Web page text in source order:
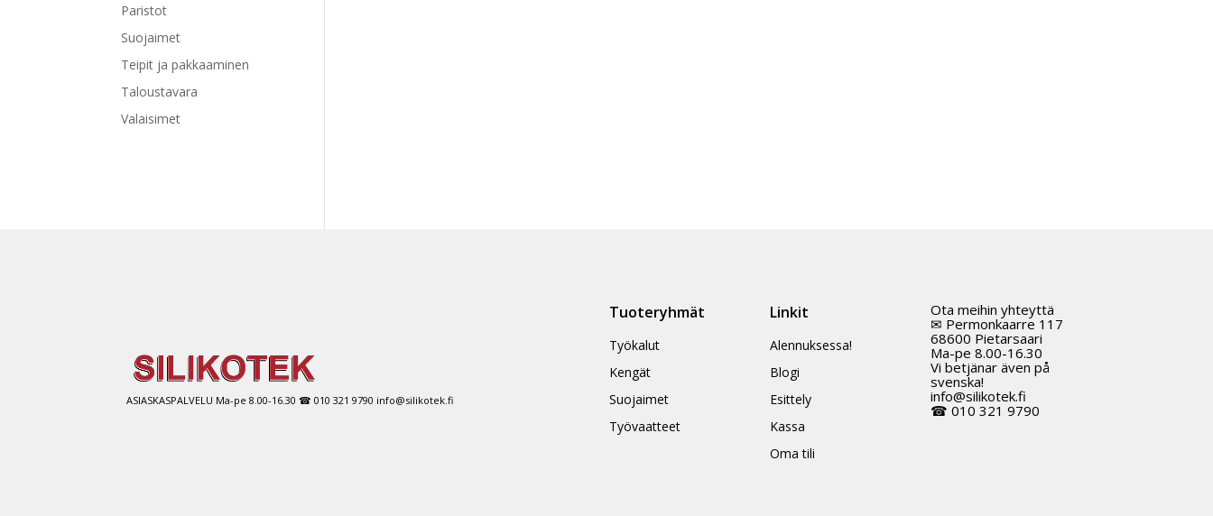
Paristot
Suojaimet
Teipit ja pakkaaminen
Taloustavara
Valaisimet
ASIASKASPALVELU Ma-pe 8.00-16.30 ☎ 010 321 9790 info@silikotek.fi
Tuoteryhmät
Työkalut
Kengät
Suojaimet
Työvaatteet
Linkit
Alennuksessa!
Blogi
Esittely
Kassa
Oma tili
Ota meihin yhteyttä
✉ Permonkaarre 117
68600 Pietarsaari
Ma-pe 8.00-16.30
Vi betjänar även på
svenska!
info@silikotek.fi
☎ 010 321 9790